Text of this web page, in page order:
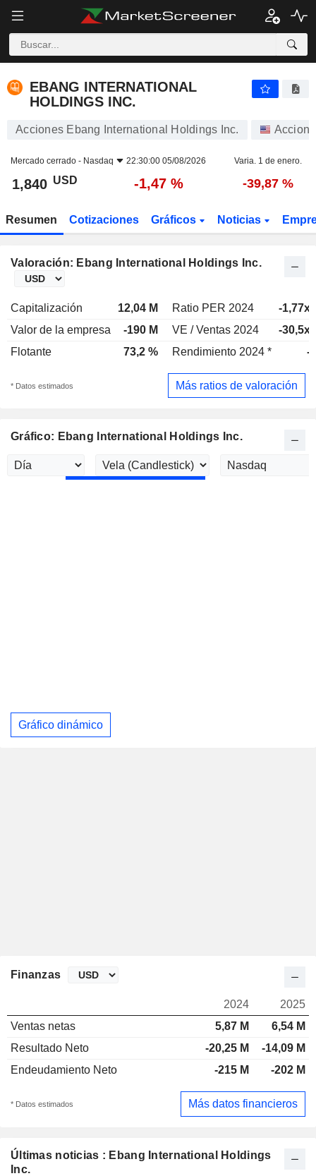
EBANG INTERNATIONAL
HOLDINGS INC.
Acciones Ebang International Holdings Inc.
Mercado cerrado - Nasdaq 22:30:00 05/08/2026 Varia. 1 de enero.
1,840 USD -1,47 % -39,87 %
Resumen Cotizaciones Gráficos Noticias
Valoración: Ebang International Holdings Inc.
Capitalización 12,04 M Ratio PER 2024
-1,77x
Valor de la empresa
-190 M VE / Ventas 2024
-30,5x
Flotante
73,2 % Rendimiento 2024 * -
* Datos estimados Más ratios de valoración
Gráfico: Ebang International Holdings Inc.
Gráfico dinámico
Últimas noticias : Ebang International Holdings
Inc.
Finanzas
2024
2025
Ventas netas
5,87 M
6,54 M
Resultado Neto
-20,25 M
-14,09 M
Endeudamiento Neto
-215 M -202 M
* Datos estimados Más datos financieros